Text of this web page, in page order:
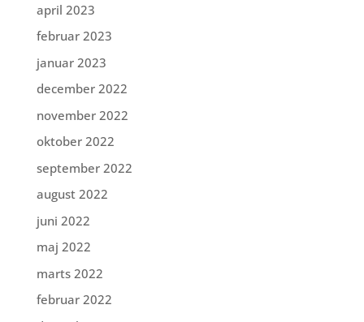
april 2023
februar 2023
januar 2023
december 2022
november 2022
oktober 2022
september 2022
august 2022
juni 2022
maj 2022
marts 2022
februar 2022